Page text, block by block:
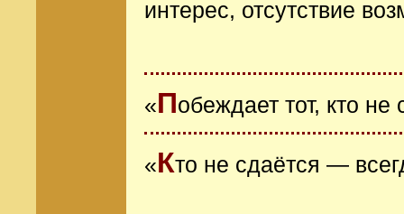
интерес, отсутствие
«Побеждает тот, кто не
«Кто не сдаётся ―